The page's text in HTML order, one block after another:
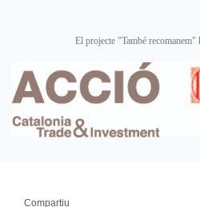
El projecte "També recomanem"
Compartiu